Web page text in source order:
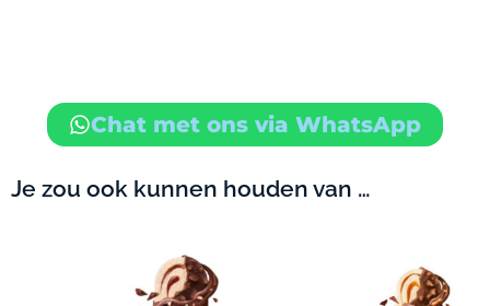
Chat met ons via WhatsApp
Je zou ook kunnen houden van …